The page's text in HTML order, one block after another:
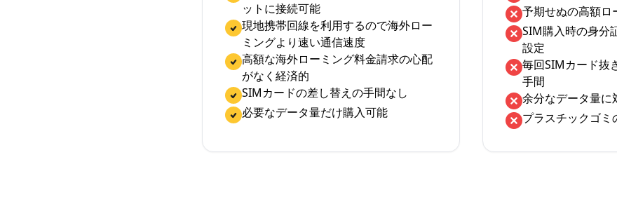
ットに接続可能
現地携帯回線を利用するので海外ロー
ミングより速い通信速度
高額な海外ローミング料金請求の心配
がなく経済的
SIMカードの差し替えの手間なし
必要なデータ量だけ購入可能
予期せぬの高額ロ
SIM購入時の身分
設定
毎回SIMカード抜
手間
余分なデータ量に
プラスチックゴミ